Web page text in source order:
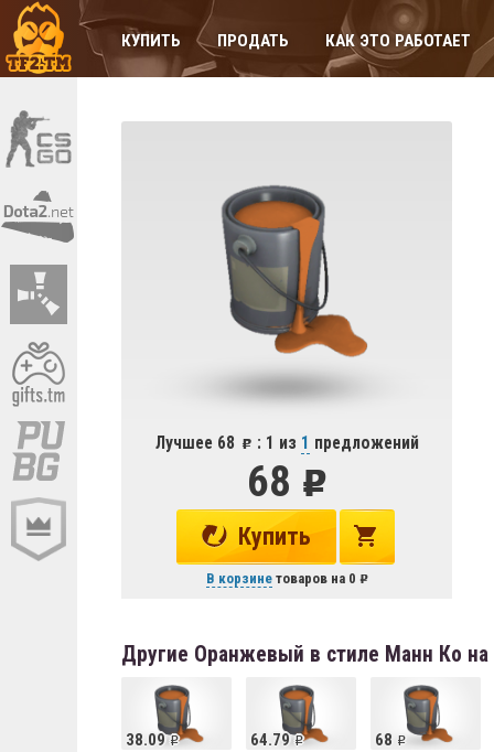
КУПИТЬ ПРОДАТЬ КАК ЭТО РАБОТАЕТ
Лучшее 68 : 1 из 1 предложений
68
Купить
В корзинетоваров на 0
Другие Оранжевый в стиле Манн Ко
38.09 64.79 68